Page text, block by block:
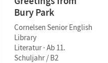
Bury Park
Cornelsen Senior English
Library
Literatur · Ab 11.
Schuljahr / B2